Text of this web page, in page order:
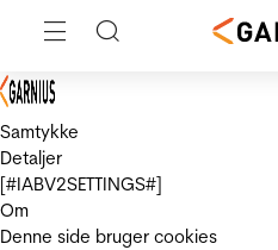
Samtykke
Detaljer
[#IABV2SETTINGS#]
Om
Denne side bruger cookies